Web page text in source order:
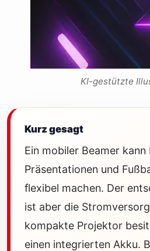
KI-gestützte
Kurz gesagt
Ein mobiler Beamer kann
Präsentationen und
flexibel machen. Der
ist aber die
kompakte Projektor
einen integrierten Akku.